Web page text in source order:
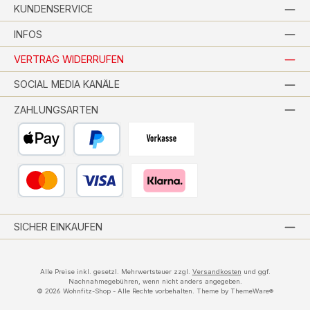
KUNDENSERVICE
INFOS
VERTRAG WIDERRUFEN
ZAHLUNGSARTEN
SOCIAL MEDIA KANÄLE
SICHER EINKAUFEN
Alle Preise inkl. gesetzl. Mehrwertsteuer zzgl. Versandkosten und ggf.
Nachnahmegebühren, wenn nicht anders angegeben.
© 2026 Wohnfitz-Shop - Alle Rechte vorbehalten. Theme by ThemeWare®